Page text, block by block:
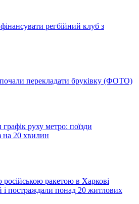
регбійний клуб з
перекладати бруківку (ФОТО)
руху метро: поїзди
на 20 хвилин
ракетою в Харкові
і постраждали понад 20 житлових